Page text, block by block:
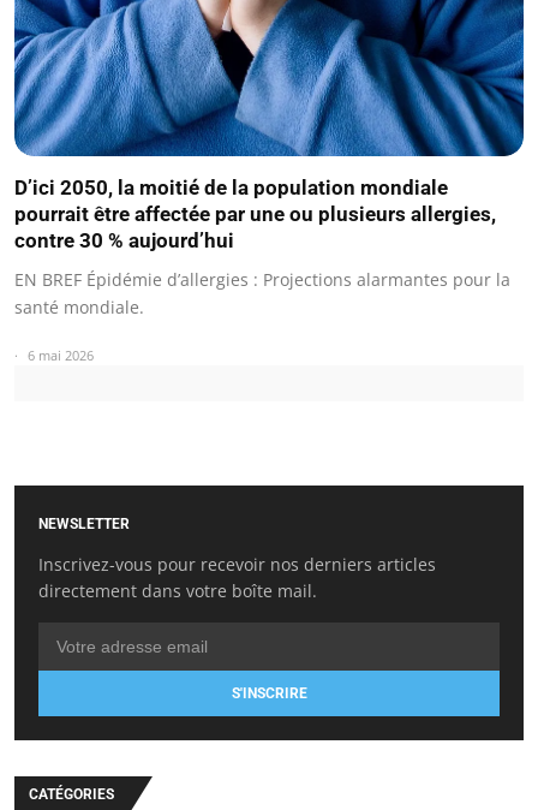
D’ici 2050, la moitié de la population mondiale
pourrait être affectée par une ou plusieurs allergies,
contre 30 % aujourd’hui
EN BREF Épidémie d’allergies : Projections alarmantes pour la
santé mondiale.
6 mai 2026
NEWSLETTER
Inscrivez-vous pour recevoir nos derniers articles
directement dans votre boîte mail.
S'INSCRIRE
CATÉGORIES